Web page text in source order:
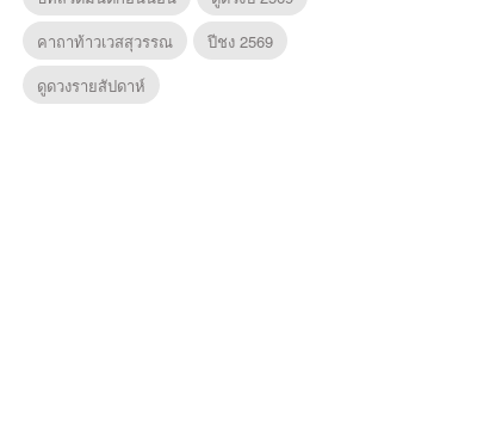
คาถาท้าวเวสสุวรรณ
ปีชง 2569
ดูดวงรายสัปดาห์